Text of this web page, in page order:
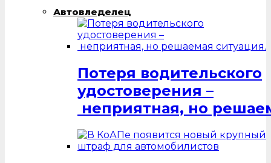
Автовледелец
Потеря водительского
удостоверения –
неприятная, но